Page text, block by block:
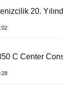
20.
C Center